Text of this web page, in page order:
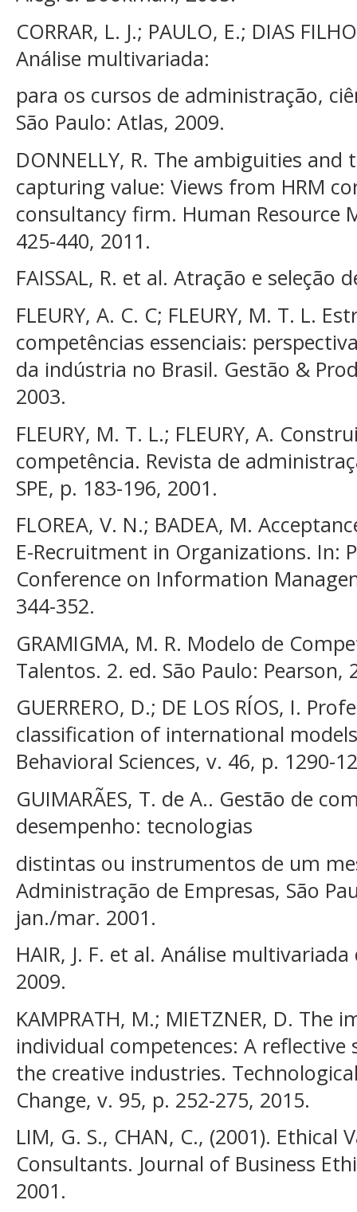
CORRAR, L. J.; PAULO, E.; DIAS
Análise multivariada:
para os cursos de administração,
São Paulo: Atlas, 2009.
DONNELLY, R. The ambiguities
capturing value: Views from HRM
consultancy firm. Human Resource
425-440, 2011.
FAISSAL, R. et al. Atração e seleção
FLEURY, A. C. C; FLEURY, M. T. L.
competências essenciais:
da indústria no Brasil. Gestão &
2003.
FLEURY, M. T. L.; FLEURY, A.
competência. Revista de
SPE, p. 183-196, 2001.
FLOREA, V. N.; BADEA, M.
E-Recruitment in Organizations. In:
Conference on Information
344-352.
GRAMIGMA, M. R. Modelo de
Talentos. 2. ed. São Paulo: Pearson,
GUERRERO, D.; DE LOS RÍOS, I.
classification of international
Behavioral Sciences, v. 46, p. 1290-
GUIMARÃES, T. de A.. Gestão de
desempenho: tecnologias
distintas ou instrumentos de um
Administração de Empresas, São
jan./mar. 2001.
HAIR, J. F. et al. Análise
2009.
KAMPRATH, M.; MIETZNER, D.
individual competences: A reflective
the creative industries.
Change, v. 95, p. 252-275, 2015.
LIM, G. S., CHAN, C., (2001). Ethical
Consultants. Journal of Business
2001.